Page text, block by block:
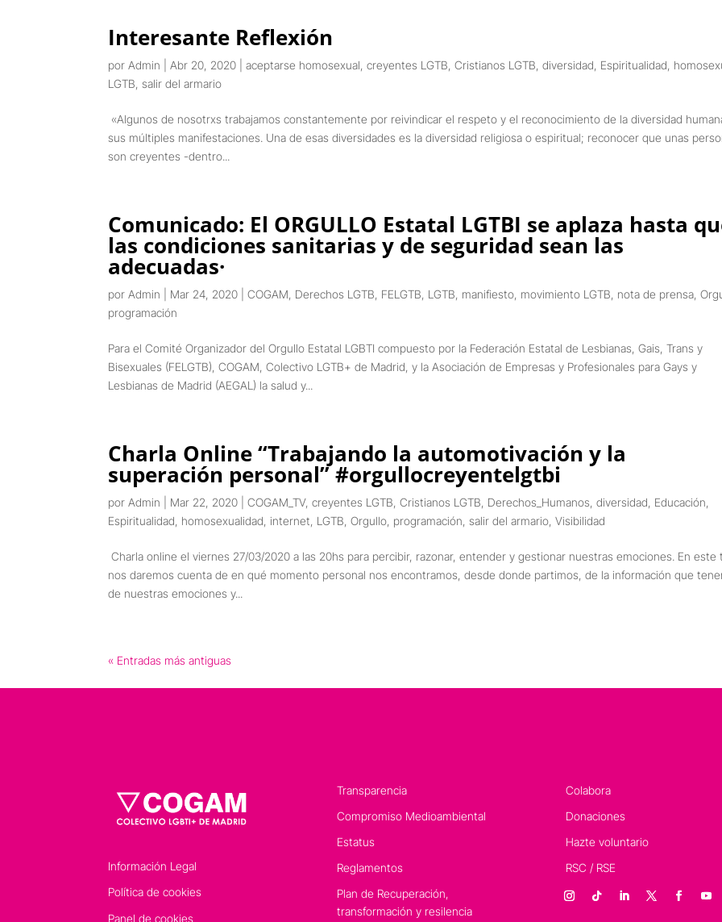
Interesante Reflexión
porAdmin |Abr 20, 2020 |aceptarse homosexual ,creyentes LGTB ,Cristianos LGTB ,diversidad Espiritualidad
LGTB ,salir del armario
«Algunos de nosotrxs trabajamos constantemente por reivindicar el respeto y el reconocimiento de la diversidad
sus múltiples manifestaciones. Una de esas diversidades es la diversidad religiosa o espiritual; reconocer que unas
son creyentes -dentro...
Comunicado: El ORGULLO Estatal LGTBI se aplaza hasta
las condiciones sanitarias y de seguridad sean las
adecuadas·
porAdmin Mar 24, 2020 |COGAM Derechos LGTB FELGTB LGTB manifiesto movimiento LGTB nota de prensa ,
programación
Para el Comité Organizador del Orgullo Estatal LGBTI compuesto por la Federación Estatal de Lesbianas, Gais, Trans y
Bisexuales (FELGTB), COGAM, Colectivo LGTB+ de Madrid, y la Asociación de Empresas y Profesionales para Gays y
Lesbianas de Madrid (AEGAL) la salud y...
Charla Online “Trabajando la automotivación y la
superación personal” #orgullocreyentelgtbi
porAdmin Mar 22, 2020 |COGAM_TV,creyentes LGTB ,Cristianos LGTB Derechos_Humanos ,diversidad Educación
Espiritualidad homosexualidad internet LGTB ,Orgullo programación ,salir del armario ,Visibilidad
Charla online el viernes 27/03/2020 a las 20hs para percibir, razonar, entender y gestionar nuestras emociones. En este
nos daremos cuenta de en qué momento personal nos encontramos, desde donde partimos, de la información que
de nuestras emociones y...
« Entradas más antiguas
Información Legal
Política de cookies
Panel de cookies
Transparencia
Compromiso Medioambiental
Estatus
Reglamentos
Plan de Recuperación,
transformación y resilencia
Colabora
Donaciones
Hazte voluntario
RSC / RSE